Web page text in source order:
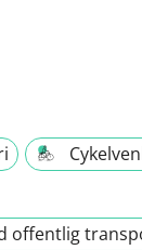
offentlig